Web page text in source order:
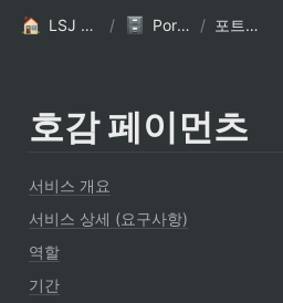
LSJ HOME / Portfolio / 포트폴리오
호감 페이먼츠
서비스 개요
서비스 상세 (요구사항)
역할
기간